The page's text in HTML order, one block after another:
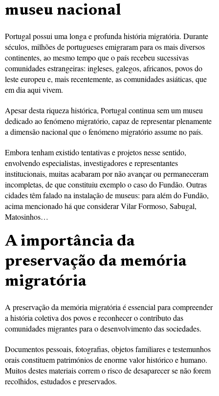
museu nacional
Portugal possui uma longa e profunda história migratória. Durante
séculos, milhões de portugueses emigraram para os mais diversos
continentes, ao mesmo tempo que o país recebeu sucessivas
comunidades estrangeiras: ingleses, galegos, africanos, povos do
leste europeu e, mais recentemente, as comunidades asiáticas, que
em dia aqui vivem.
Apesar desta riqueza histórica, Portugal continua sem um museu
dedicado ao fenómeno migratório, capaz de representar plenamente
a dimensão nacional que o fenómeno migratório assume no país.
Embora tenham existido tentativas e projetos nesse sentido,
envolvendo especialistas, investigadores e representantes
institucionais, muitas acabaram por não avançar ou permaneceram
incompletas, de que constituiu exemplo o caso do Fundão. Outras
cidades têm falado na instalação de museus: para além do Fundão,
acima mencionado há que considerar Vilar Formoso, Sabugal,
Matosinhos…
A importância da
preservação da memória
migratória
A preservação da memória migratória é essencial para compreender
a história coletiva dos povos e reconhecer o contributo das
comunidades migrantes para o desenvolvimento das sociedades.
Documentos pessoais, fotografias, objetos familiares e testemunhos
orais constituem patrimónios de enorme valor histórico e humano.
Muitos destes materiais correm o risco de desaparecer se não forem
recolhidos, estudados e preservados.